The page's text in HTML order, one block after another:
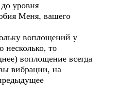
уровня
Меня, вашего
воплощений у
несколько, то
воплощение всегда
вибрации, на